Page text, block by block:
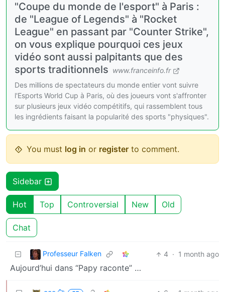
"Coupe du monde de l'esport" à Paris :
de "League of Legends" à "Rocket
League" en passant par "Counter Strike",
on vous explique pourquoi ces jeux
vidéo sont aussi palpitants que des
sports traditionnels www.franceinfo.fr
Des millions de spectateurs du monde entier vont suivre
l'Esports World Cup à Paris, où des joueurs vont s'affronter
sur plusieurs jeux vidéo compétitifs, qui rassemblent tous
les ingrédients faisant la popularité des sports "physiques".
You must log in or register to comment.
Sidebar
Hot Top Controversial New Old
Chat
Professeur Falken 4 · 1 month ago
Aujourd’hui dans “Papy raconte” …